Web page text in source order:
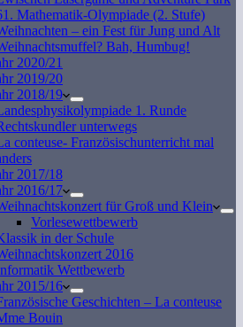
Mathematik-Olympiade (2. Stufe)
– ein Fest für Jung und Alt
Bah, Humbug!
2020/21
2019/20
2018/19
1. Runde
unterwegs
conteuse- Französischunterricht mal
2017/18
2016/17
für Groß und Klein
Vorlesewettbewerb
in der Schule
2016
Wettbewerb
2015/16
Geschichten – La conteuse
Bouin